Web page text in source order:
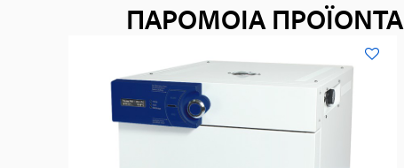
ΠΑΡΟΜΟΙΑ ΠΡΟΪΟΝΤΑ